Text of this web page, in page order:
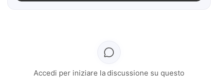
Accedi per iniziare la discussione su questo